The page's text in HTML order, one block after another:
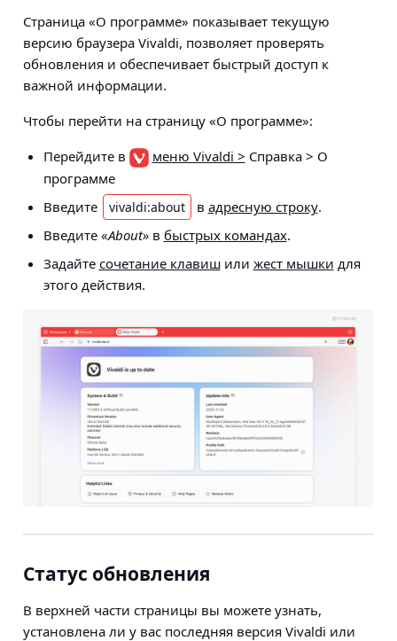
Страница «О программе» показывает текущую
версию браузера Vivaldi, позволяет проверять
обновления и обеспечивает быстрый доступ к
важной информации.
Чтобы перейти на страницу «О программе»:
Перейдите в
меню Vivaldi > Справка > О
программе
Введите
vivaldi:about в адресную строку.
Введите «About»в быстрых командах.
Задайте сочетание клавишили жест мышки для
этого действия.
Статус обновления
В верхней части страницы вы можете узнать,
установлена ли у вас последняя версия Vivaldi или